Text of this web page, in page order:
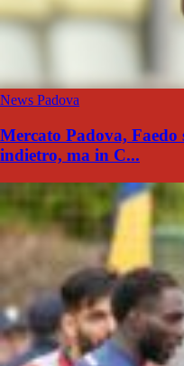
News Padova
Mercato Padova,
indietro, ma in C...